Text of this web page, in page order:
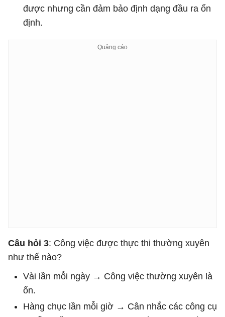
được nhưng cần đảm bảo định dạng đầu ra ổn
định.
Câu hỏi 3: Công việc được thực thi thường xuyên
như thế nào?
Vài lần mỗi ngày → Công việc thường xuyên là
ổn.
Hàng chục lần mỗi giờ → Cân nhắc các công cụ